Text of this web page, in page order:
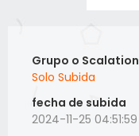
Grupo o Scalation
Solo Subida
fecha de subida
2024-11-25 04:51:59